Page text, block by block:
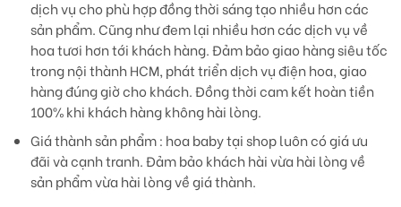
dịch vụ cho phù hợp đồng thời sáng tạo nhiều hơn các
sản phẩm. Cũng như đem lại nhiều hơn các dịch vụ về
hoa tươi hơn tới khách hàng. Đảm bảo giao hàng siêu tốc
trong nội thành HCM, phát triển dịch vụ điện hoa, giao
hàng đúng giờ cho khách. Đồng thời cam kết hoàn tiền
100% khi khách hàng không hài lòng.
Giá thành sản phẩm: hoa baby tại shop luôn có giá ưu
đãi và cạnh tranh. Đảm bảo khách hài vừa hài lòng về
sản phẩm vừa hài lòng về giá thành.